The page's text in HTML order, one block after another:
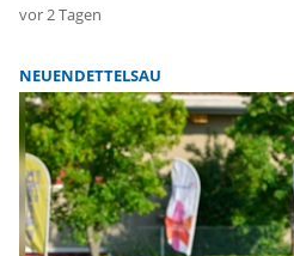
vor 2 Tagen
NEUENDETTELSAU